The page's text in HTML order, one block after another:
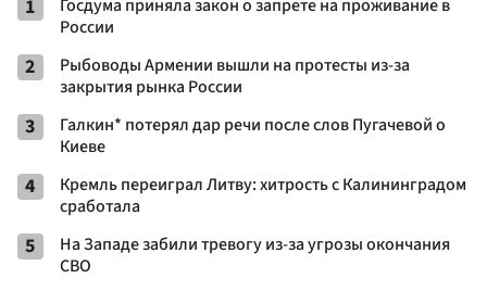
1
Госдума приняла закон о запрете на проживание в
России
2
Рыбоводы Армении вышли на протесты из-за
закрытия рынка России
3
Галкин* потерял дар речи после слов Пугачевой о
Киеве
4
Кремль переиграл Литву: хитрость с Калининградом
сработала
5
На Западе забили тревогу из-за угрозы окончания
СВО